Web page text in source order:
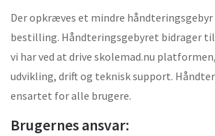
Der opkræves et mindre håndteringsgebyr
bestilling. Håndteringsgebyret bidrager
vi har ved at drive skolemad.nu
udvikling, drift og teknisk support.
ensartet for alle brugere.
Brugernes ansvar: